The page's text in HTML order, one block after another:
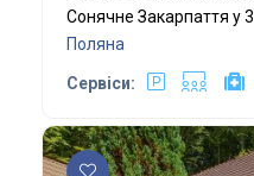
Сонячне Закарпаття у
Поляна
Сервіси: